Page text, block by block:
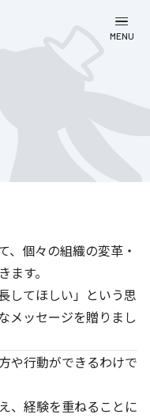
MENU
、個々の組織の変革・
す。
してほしい」という思
メッセージを贈りまし
や行動ができるわけで
、経験を重ねることに